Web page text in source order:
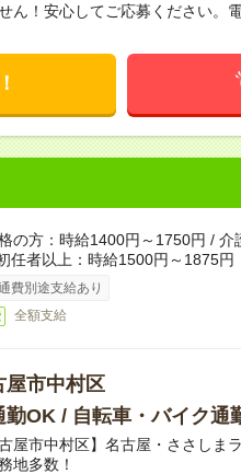
ん！安心してご応募ください。
の方：時給1400円～1750円 /
任者以上：時給1500円～1875円
費別途支給あり
全額支給
屋市中村区
勤OK / 自転車・バイク通
古屋市中村区】名古屋・ささしま
地多数！